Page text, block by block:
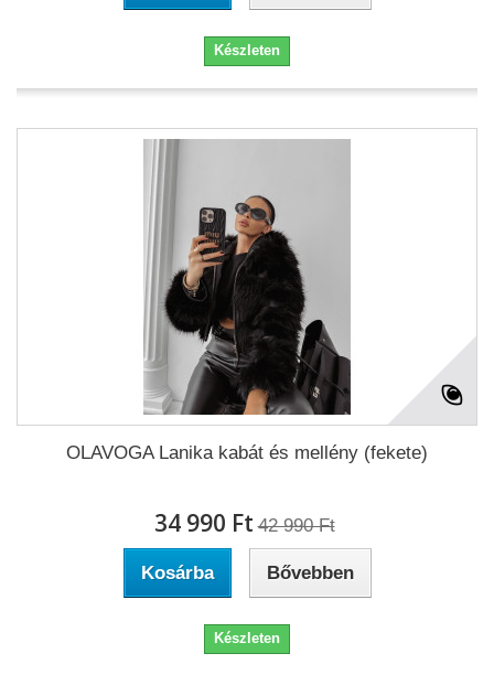
Készleten
OLAVOGA Lanika kabát és mellény (fekete)
34 990 Ft‎ 42 990 Ft‎
Kosárba Bővebben
Készleten